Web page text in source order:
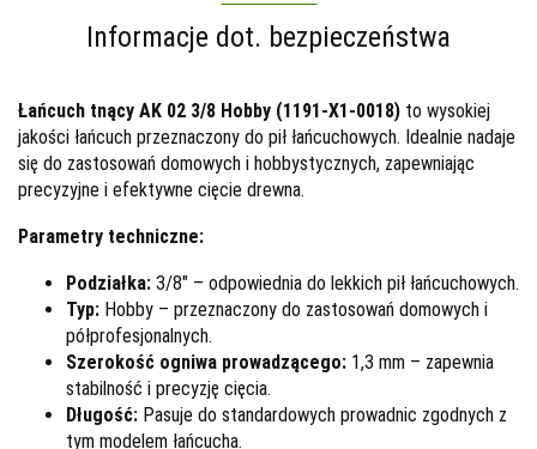
Informacje dot. bezpieczeństwa
Łańcuch tnący AK 02 3/8 Hobby (1191-X1-0018) to wysokiej
jakości łańcuch przeznaczony do pił łańcuchowych. Idealnie nadaje
się do zastosowań domowych i hobbystycznych, zapewniając
precyzyjne i efektywne cięcie drewna.
Parametry techniczne:
Podziałka: 3/8" – odpowiednia do lekkich pił łańcuchowych.
Typ: Hobby – przeznaczony do zastosowań domowych i
półprofesjonalnych.
Szerokość ogniwa prowadzącego: 1,3 mm – zapewnia
stabilność i precyzję cięcia.
Długość: Pasuje do standardowych prowadnic zgodnych z
tym modelem łańcucha.